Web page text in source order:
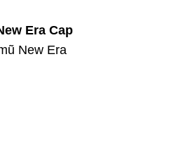
Era Cap
New Era